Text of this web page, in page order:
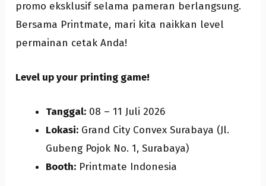
promo eksklusif selama pameran berlangsung.
Bersama Printmate, mari kita naikkan level
permainan cetak Anda!
Level up your printing game!
Tanggal: 08 – 11 Juli 2026
Lokasi: Grand City Convex Surabaya (Jl.
Gubeng Pojok No. 1, Surabaya)
Booth: Printmate Indonesia